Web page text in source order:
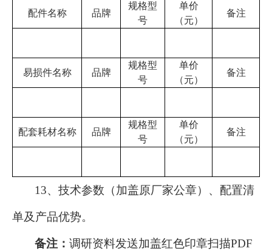
配件名称 品牌
规格型
号
单价
（元）
备注
易损件名称 品牌
规格型
号
单价
（元）
备注
配套耗材名称 品牌
规格型
号
单价
（元）
备注
13、技术参数（加盖原厂家公章）、配置清
单及产品优势。
备注： 调研资料发送加盖红色印章扫描PDF